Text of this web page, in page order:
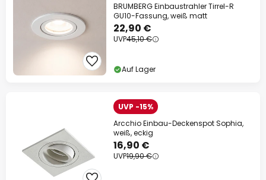
BRUMBERG Einbaustrahler Tirrel-R
GU10-Fassung, weiß matt
22,90 €
UVP45,10 €
Auf Lager
UVP -15%
Arcchio Einbau-Deckenspot Sophia,
weiß, eckig
16,90 €
UVP19,90 €